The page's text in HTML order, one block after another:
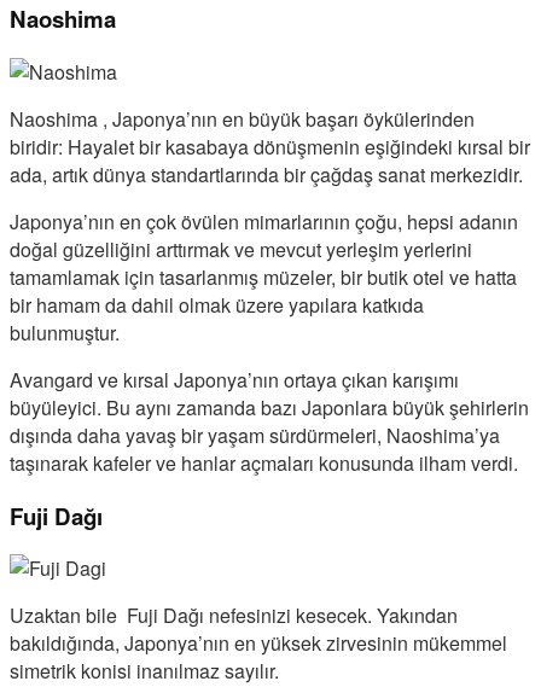
Naoshima
Naoshima , Japonya’nın en büyük başarı öykülerinden
biridir: Hayalet bir kasabaya dönüşmenin eşiğindeki kırsal bir
ada, artık dünya standartlarında bir çağdaş sanat merkezidir.
Japonya’nın en çok övülen mimarlarının çoğu, hepsi adanın
doğal güzelliğini arttırmak ve mevcut yerleşim yerlerini
tamamlamak için tasarlanmış müzeler, bir butik otel ve hatta
bir hamam da dahil olmak üzere yapılara katkıda
bulunmuştur.
Avangard ve kırsal Japonya’nın ortaya çıkan karışımı
büyüleyici. Bu aynı zamanda bazı Japonlara büyük şehirlerin
dışında daha yavaş bir yaşam sürdürmeleri, Naoshima’ya
taşınarak kafeler ve hanlar açmaları konusunda ilham verdi.
Fuji Dağı
Uzaktan bile Fuji Dağı nefesinizi kesecek. Yakından
bakıldığında, Japonya’nın en yüksek zirvesinin mükemmel
simetrik konisi inanılmaz sayılır.